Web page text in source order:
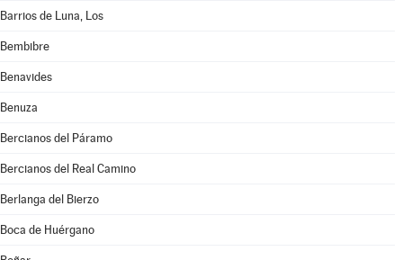
Barrios de Luna, Los
Bembibre
Benavides
Benuza
Bercianos del Páramo
Bercianos del Real Camino
Berlanga del Bierzo
Boca de Huérgano